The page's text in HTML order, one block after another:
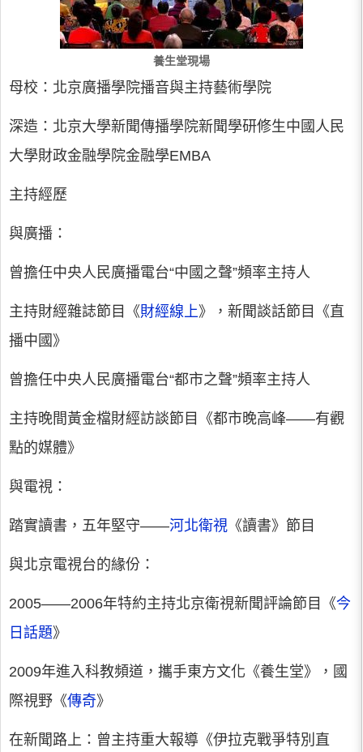
養生堂現場
母校：北京廣播學院播音與主持藝術學院
深造：北京大學新聞傳播學院新聞學研修生中國人民
大學財政金融學院金融學EMBA
主持經歷
與廣播：
曾擔任中央人民廣播電台“中國之聲”頻率主持人
主持財經雜誌節目《財經線上》，新聞談話節目《直
播中國》
曾擔任中央人民廣播電台“都市之聲”頻率主持人
主持晚間黃金檔財經訪談節目《都市晚高峰——有觀
點的媒體》
與電視：
踏實讀書，五年堅守——河北衛視 《讀書》節目
與北京電視台的緣份：
2005——2006年特約主持北京衛視新聞評論節目《今
日話題》
2009年進入科教頻道，攜手東方文化《養生堂》，國
際視野《傳奇》
在新聞路上：曾主持重大報導《伊拉克戰爭特別直